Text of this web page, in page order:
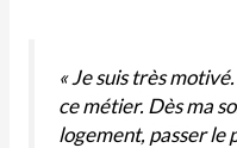
« Je suis très
ce métier. Dès ma
logement, passer le